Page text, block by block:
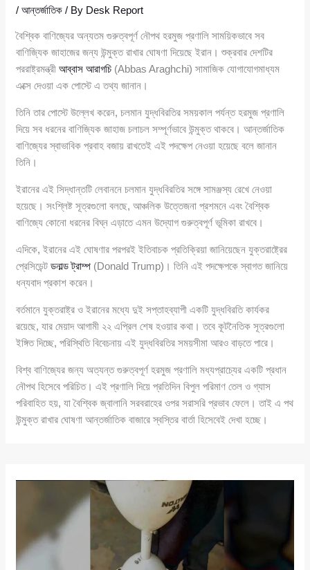
/আন্তর্জাতিক / By Desk Report
বৈশ্বিক বাণিজ্যের অন্যতম গুরুত্বপূর্ণ নৌপথ হরমুজ প্রণালি সাময়িকভাবে সব
বাণিজ্যিক জাহাজের জন্য উন্মুক্ত রাখার ঘোষণা দিয়েছে ইরান। শুক্রবার দেশটির
পররাষ্ট্রমন্ত্রীআব্বাস আরাগচি (Abbas Araghchi) সামাজিক যোগাযোগমাধ্যম
এক্সে দেওয়া এক পোস্টে এ তথ্য জানান।
তিনি তার পোস্টে উল্লেখ করেন, চলমান যুদ্ধবিরতির সময়কাল পর্যন্ত হরমুজ প্রণালি
দিয়ে সব ধরনের বাণিজ্যিক জাহাজ চলাচল সম্পূর্ণভাবে উন্মুক্ত থাকবে। আন্তর্জাতিক
বাণিজ্যের স্বাভাবিক প্রবাহ বজায় রাখতেই এই পদক্ষেপ নেওয়া হয়েছে বলে জানান
তিনি।
ইরানের এই সিদ্ধান্তটি লেবাননে চলমান যুদ্ধবিরতির সঙ্গে সামঞ্জস্য রেখে নেওয়া
হয়েছে। সংশ্লিষ্ট সূত্রগুলো বলছে, আঞ্চলিক উত্তেজনা প্রশমনে এবং বৈশ্বিক
বাণিজ্যে কোনো ধরনের বিঘ্ন এড়াতে এমন উদ্যোগ গুরুত্বপূর্ণ ভূমিকা রাখবে।
এদিকে, ইরানের এই ঘোষণার পরপরই ইতিবাচক প্রতিক্রিয়া জানিয়েছেন যুক্তরাষ্ট্রের
প্রেসিডেন্টডনাল্ড ট্রাম্প (Donald Trump)। তিনি এই পদক্ষেপকে স্বাগত জানিয়ে
ধন্যবাদ প্রকাশ করেন।
বর্তমানে যুক্তরাষ্ট্র ও ইরানের মধ্যে দুই সপ্তাহব্যাপী একটি যুদ্ধবিরতি কার্যকর
রয়েছে, যার মেয়াদ আগামী ২২ এপ্রিল শেষ হওয়ার কথা। তবে কূটনৈতিক সূত্রগুলো
ইঙ্গিত দিচ্ছে, পরিস্থিতি বিবেচনায় এই যুদ্ধবিরতির সময়সীমা আরও বাড়তে পারে।
বিশ্ব বাণিজ্যের জন্য অত্যন্ত গুরুত্বপূর্ণ হরমুজ প্রণালি মধ্যপ্রাচ্যের একটি প্রধান
নৌপথ হিসেবে পরিচিত। এই প্রণালি দিয়ে প্রতিদিন বিপুল পরিমাণ তেল ও গ্যাস
পরিবাহিত হয়, যা বৈশ্বিক জ্বালানি সরবরাহের ওপর সরাসরি প্রভাব ফেলে। তাই এ পথ
উন্মুক্ত রাখার ঘোষণা আন্তর্জাতিক বাজারে স্বস্তির বার্তা হিসেবেই দেখা হচ্ছে।